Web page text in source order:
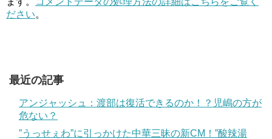
ださい。
最近の記事
アンジャッシュ：渡部は復活できるのか！？児嶋の方が
危ない？
”うっせぇわ”に引っかけた中華三昧の新CM！”酸辣湯